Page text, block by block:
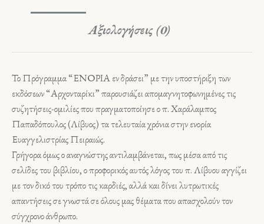
Αξιολογήσεις (0)
Το Πρόγραμμα “ΕΝΟΡΙΑ εν δράσει” με την υποστήριξη των
εκδόσεων “Αρχονταρίκι” παρουσιάζει απομαγνητοφωνημένες τις
συζητήσεις-ομιλίες που πραγματοποίησε ο π. Χαράλαμπος
Παπαδόπουλος (Λίβυος) τα τελευταία χρόνια στην ενορία
Ευαγγελιστρίας Πειραιώς.
Γρήγορα όμως ο αναγνώστης αντιλαμβάνεται, πως μέσα από τις
σελίδες του βιβλίου, ο προφορικός αυτός λόγος του π. Λίβυου αγγίζει
με τον δικό του τρόπο τις καρδιές, αλλά και δίνει λυτρωτικές
απαντήσεις σε γνωστά σε όλους μας θέματα που απασχολούν τον
σύγχρονο άνθρωπο.